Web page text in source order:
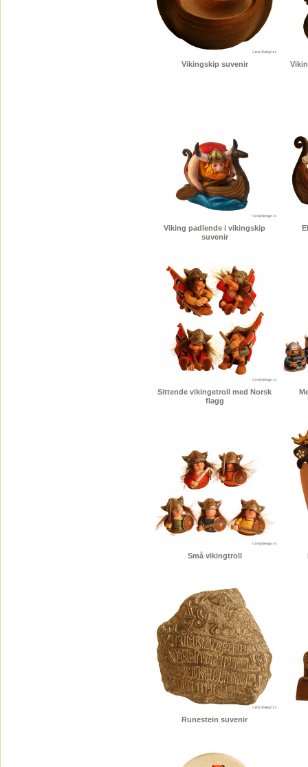
Vikingskip suvenir
Viking padlende i vikingskip
suvenir
Sittende vikingetroll med Norsk
flagg
Små vikingtroll
Runestein suvenir